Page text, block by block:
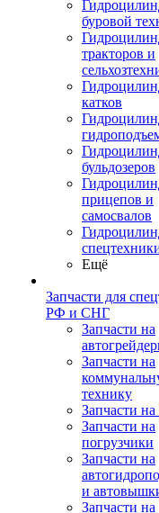
буровой
тракторов и
катков
бульдозеров
прицепов и
самосвалов
Ещё
Запчасти для
РФ и СНГ
Запчасти на
Запчасти на
технику
Запчасти на
Запчасти на
погрузчики
Запчасти на
и
Запчасти на